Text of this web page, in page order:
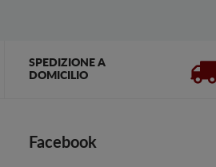
SPEDIZIONE A
DOMICILIO
Facebook